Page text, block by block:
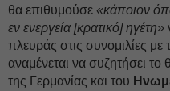
θα επιθυμούσε «κάποιον
εν ενεργεία [κρατικό] ηγέτη»
πλευράς στις συνομιλίες
αναμένεται να συζητήσει το
της Γερμανίας και του